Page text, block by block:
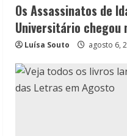
Os Assassinatos de
Universitário chegou
Luísa Souto agosto 6,